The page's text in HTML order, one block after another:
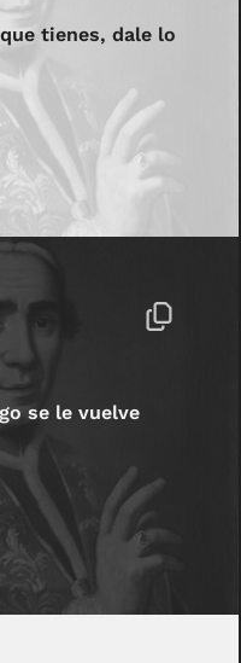
tienes, dale lo
se le vuelve